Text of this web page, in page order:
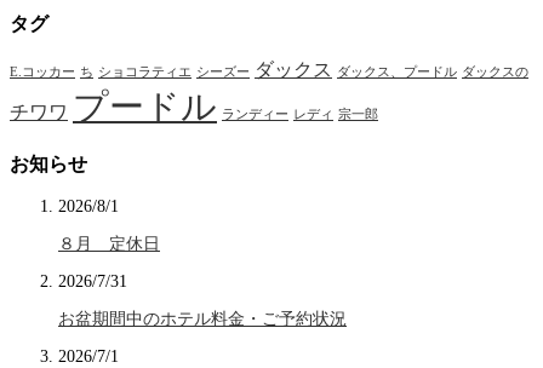
タグ
E.コッカー ち ショコラティエ シーズー ダックス ダックス、プードル ダックスの
チワワ プードル ランディー レディ 宗一郎
お知らせ
2026/8/1
８月 定休日
2026/7/31
お盆期間中のホテル料金・ご予約状況
2026/7/1